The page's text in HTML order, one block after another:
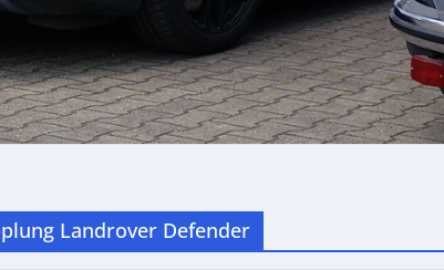
Landrover Defender